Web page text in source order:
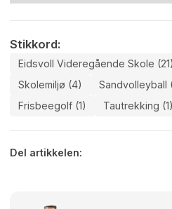
Stikkord:
Eidsvoll Videregående Skole (21)
Skolemiljø (4)
Sandvolleyball
Frisbeegolf (1)
Tautrekking (1)
Del artikkelen: